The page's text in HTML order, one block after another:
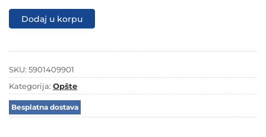
DECO-
SWITCH
Dodaj u korpu
SKU: 5901409901
Kategorija: Opšte
Besplatna dostava